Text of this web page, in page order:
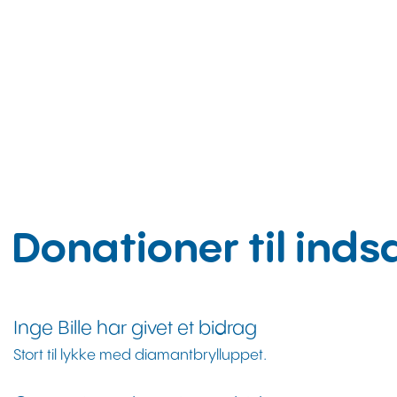
Donationer til
GiverBeløb
Inge Bille har givet et bidrag
Stort til lykke med diamantbrylluppet.